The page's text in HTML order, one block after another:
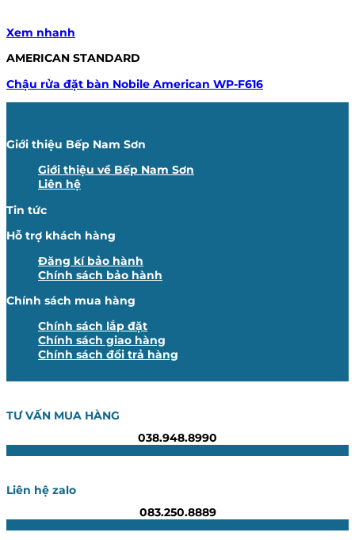
Xem nhanh
AMERICAN STANDARD
Chậu rửa đặt bàn Nobile American WP-F616
Giới thiệu Bếp Nam Sơn
Giới thiệu về Bếp Nam Sơn
Liên hệ
Tin tức
Hỗ trợ khách hàng
Đăng kí bảo hành
Chính sách bảo hành
Chính sách mua hàng
Chính sách lắp đặt
Chính sách giao hàng
Chính sách đổi trả hàng
TƯ VẤN MUA HÀNG
038.948.8990
Liên hệ zalo
083.250.8889